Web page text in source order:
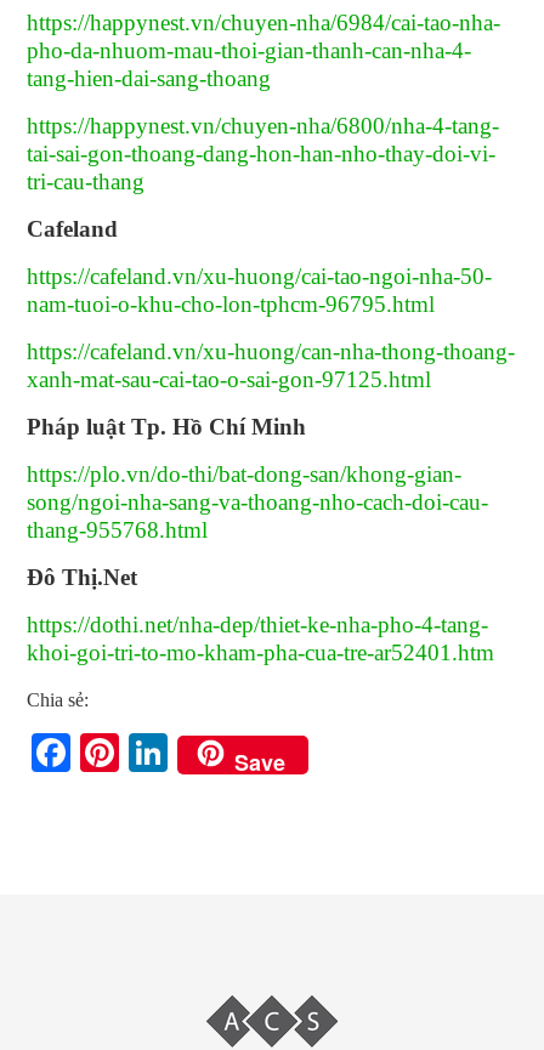
https://happynest.vn/chuyen-nha/6984/cai-tao-nha-
pho-da-nhuom-mau-thoi-gian-thanh-can-nha-4-
tang-hien-dai-sang-thoang
https://happynest.vn/chuyen-nha/6800/nha-4-tang-
tai-sai-gon-thoang-dang-hon-han-nho-thay-doi-vi-
tri-cau-thang
Cafeland
https://cafeland.vn/xu-huong/cai-tao-ngoi-nha-50-
nam-tuoi-o-khu-cho-lon-tphcm-96795.html
https://cafeland.vn/xu-huong/can-nha-thong-thoang-
xanh-mat-sau-cai-tao-o-sai-gon-97125.html
Pháp luật Tp. Hồ Chí Minh
https://plo.vn/do-thi/bat-dong-san/khong-gian-
song/ngoi-nha-sang-va-thoang-nho-cach-doi-cau-
thang-955768.html
Đô Thị.Net
https://dothi.net/nha-dep/thiet-ke-nha-pho-4-tang-
khoi-goi-tri-to-mo-kham-pha-cua-tre-ar52401.htm
Chia sẻ:
Facebook
Pinterest
LinkedIn
Save